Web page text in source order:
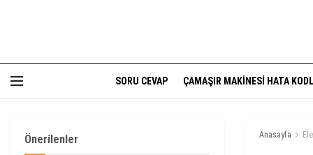
SORU CEVAP ÇAMAŞIR MAKINESI HATA
Anasayfa
Önerilenler